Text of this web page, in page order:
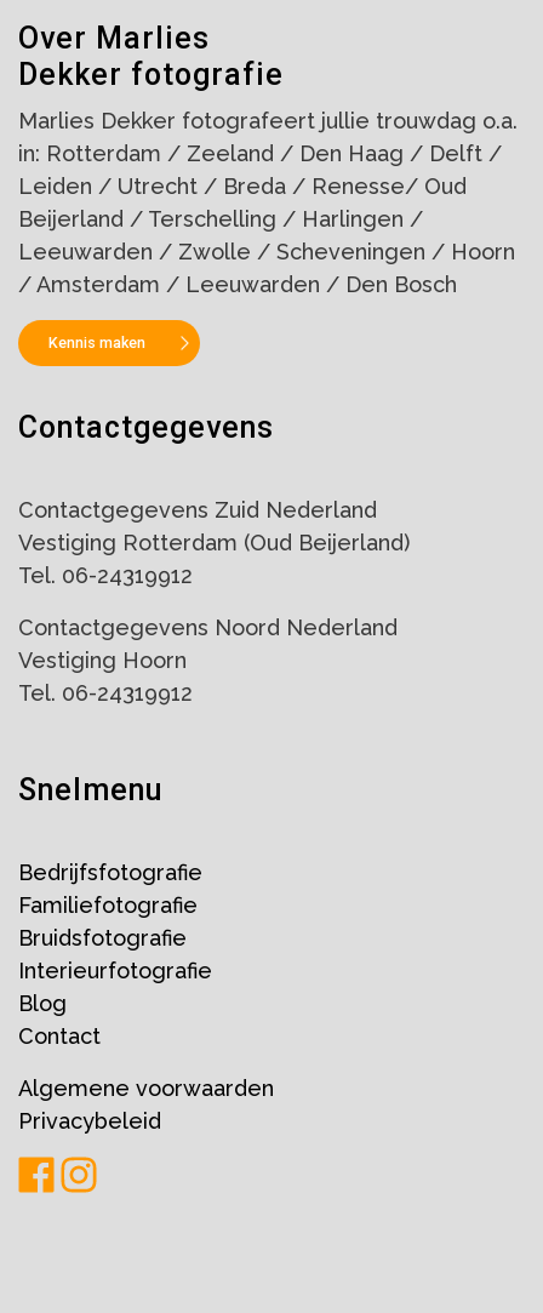
Over Marlies
Dekker fotografie
Marlies Dekker fotografeert jullie trouwdag o.a.
in: Rotterdam / Zeeland / Den Haag / Delft /
Leiden / Utrecht / Breda / Renesse/ Oud
Beijerland / Terschelling / Harlingen /
Leeuwarden / Zwolle / Scheveningen / Hoorn
/ Amsterdam / Leeuwarden / Den Bosch
Kennis maken
Contactgegevens
Contactgegevens Zuid Nederland
Vestiging Rotterdam (Oud Beijerland)
Tel. 06-24319912
Contactgegevens Noord Nederland
Vestiging Hoorn
Tel. 06-24319912
Snelmenu
Bedrijfsfotografie
Familiefotografie
Bruidsfotografie
Interieurfotografie
Blog
Contact
Algemene voorwaarden
Privacybeleid